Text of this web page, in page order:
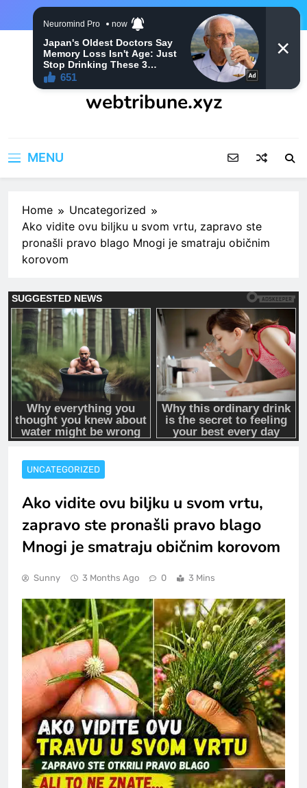
webtribune.xyz
MENU
Home
Uncategorized
Ako vidite ovu biljku u svom vrtu, zapravo ste
pronašli pravo blago Mnogi je smatraju običnim
korovom
UNCATEGORIZED
Ako vidite ovu biljku u svom vrtu,
zapravo ste pronašli pravo blago
Mnogi je smatraju običnim korovom
Sunny 3 Months Ago 0 3 Mins